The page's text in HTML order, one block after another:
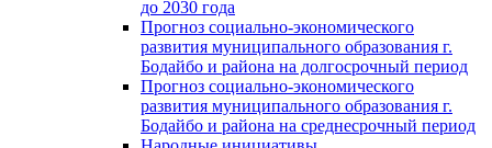
до 2030 года
Прогноз социально-экономического
развития муниципального образования г.
Бодайбо и района на долгосрочный период
Прогноз социально-экономического
развития муниципального образования г.
Бодайбо и района на среднесрочный период